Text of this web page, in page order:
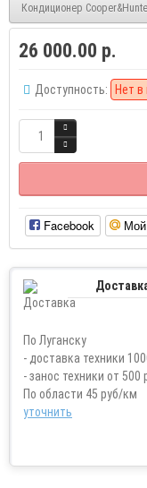
Кондиционер
26 000.00 р.
Доступность: Нет в
Facebook
По Луганску
- доставка техники
- занос техники от 500
По области 45 руб/км
уточнить